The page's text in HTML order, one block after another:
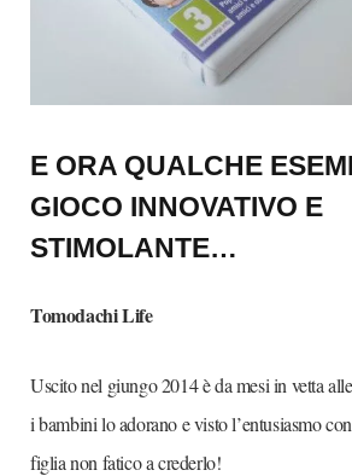
E ORA QUALCHE
GIOCO INNOVATIVO E
STIMOLANTE…
Tomodachi Life
Uscito nel giungo 2014 è da mesi in vetta
i bambini lo adorano e visto l’entusiasmo
figlia non fatico a crederlo!